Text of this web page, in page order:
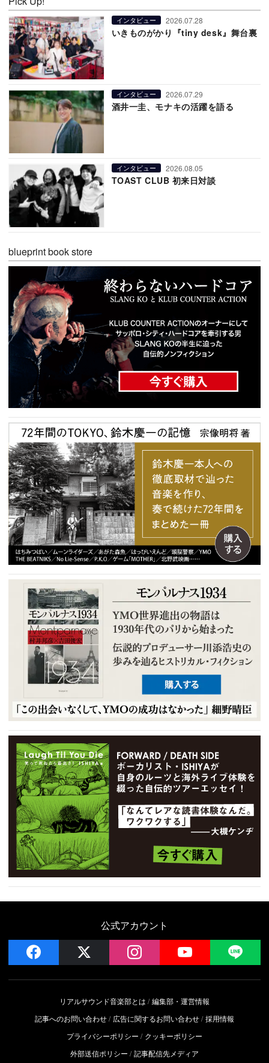
インタビュー 2026.07.28
いきものがかり『tiny desk』舞台裏
インタビュー 2026.07.29
酒井一圭、モナキの活躍を語る
インタビュー 2026.08.05
TOAST CLUB 初来日対談
blueprint book store
公式アカウント
facebook instagram YouTube
リアルサウンド音楽部とは
編集部・運営情報
記事へのお問い合わせ
広告に関するお問い合わせ 採用情報
プライバシーポリシー
クッキーポリシー
外部送信ポリシー
記事配信先メディア